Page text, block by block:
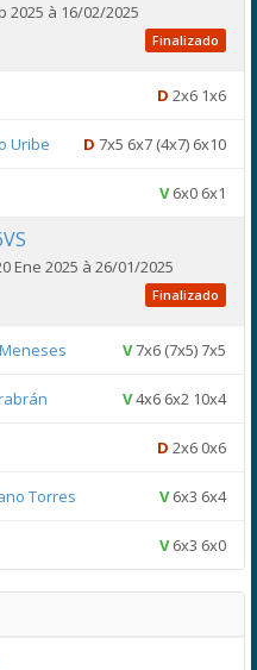
2025 à 16/02/2025
Finalizado
D 2x6 1x6
Uribe D 7x5 6x7 (4x7) 6x10
V6x0 6x1
Ene 2025 à 26/01/2025
Finalizado
V7x6 (7x5) 7x5
V4x6 6x2 10x4
D 2x6 0x6
Torres V6x3 6x4
V6x3 6x0